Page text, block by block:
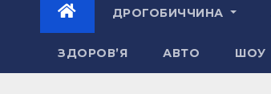
ДРОГОБИЧЧИНА
ЗДОРОВ’Я АВТО ШОУ